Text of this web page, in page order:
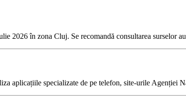
2026 în zona Cluj. Se recomandă consultarea surselor
aplicațiile specializate de pe telefon, site-urile Agenției